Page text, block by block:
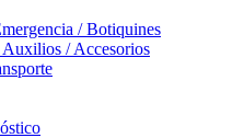
/ Botiquines
Auxilios / Accesorios